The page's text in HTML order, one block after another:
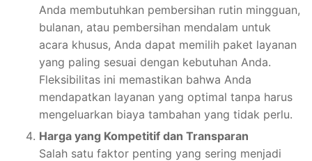
Anda membutuhkan pembersihan rutin mingguan,
bulanan, atau pembersihan mendalam untuk
acara khusus, Anda dapat memilih paket layanan
yang paling sesuai dengan kebutuhan Anda.
Fleksibilitas ini memastikan bahwa Anda
mendapatkan layanan yang optimal tanpa harus
mengeluarkan biaya tambahan yang tidak perlu.
Harga yang Kompetitif dan Transparan
Salah satu faktor penting yang sering menjadi